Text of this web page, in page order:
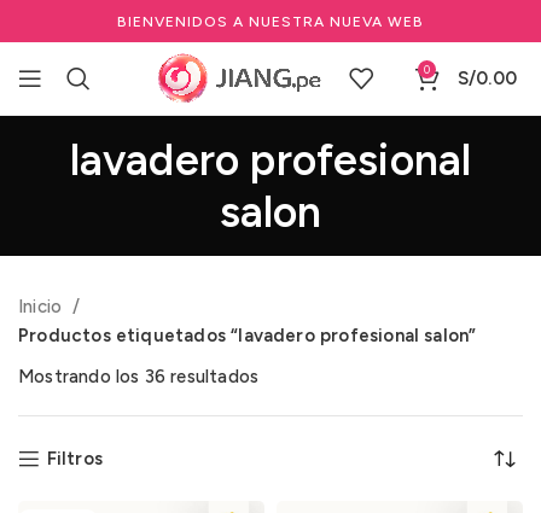
BIENVENIDOS A NUESTRA NUEVA WEB
0 S/0.00
lavadero profesional
salon
Inicio
Productos etiquetados “lavadero profesional salon”
Mostrando los 36 resultados
Filtros